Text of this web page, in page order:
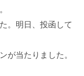
。明日、投函して
が当たりました。